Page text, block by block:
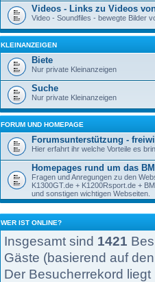
Videos - Links zu Videos
Video - Soundfiles - bewegte Bilder
KLEINANZEIGEN
Biete
Nur private Kleinanzeigen
Suche
Nur private Kleinanzeigen
FORUM UND HOMEPAGE
Forumsunterstützung -
Hier erfahrt ihr welche Vorteile es
Homepages rund um das
Fragen und Anregungen zu den
K1300GT.de + K1200Rsport.de +
und sonstigen wichtigen Webseiten.
WER IST ONLINE?
Insgesamt sind 1421
Gäste (basierend auf
Der Besucherrekord